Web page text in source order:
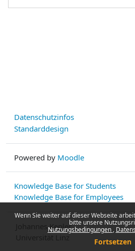
Wenn Sie weiter auf dieser Webseite
bitte unsere
Nutzungsbedingungen
Fortsetzen
Datenschutzinfos
Standarddesign
Powered by Moodle
Knowledge Base for Students
Knowledge Base for Employees
Johannes Kepler